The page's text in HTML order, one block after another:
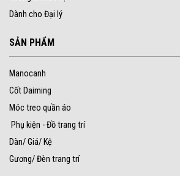
Dành cho Đại lý
SẢN PHẨM
Manocanh
Cốt Daiming
Móc treo quần áo
Phụ kiện - Đồ trang trí
Dàn/ Giá/ Kệ
Gương/ Đèn trang trí